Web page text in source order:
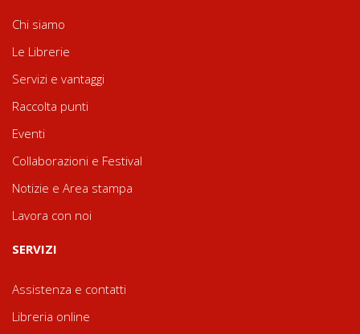
Chi siamo
Le Librerie
Servizi e vantaggi
Raccolta punti
Eventi
Collaborazioni e Festival
Notizie e Area stampa
Lavora con noi
SERVIZI
Assistenza e contatti
Libreria online